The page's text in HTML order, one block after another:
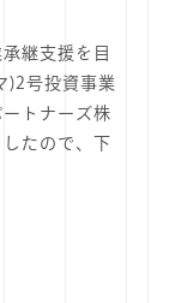
継支援を目
)2号投資事業
トナーズ株
たので、下